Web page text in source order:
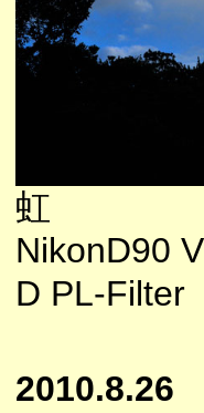
虹
NikonD90
D PL-Filter
2010.8.26